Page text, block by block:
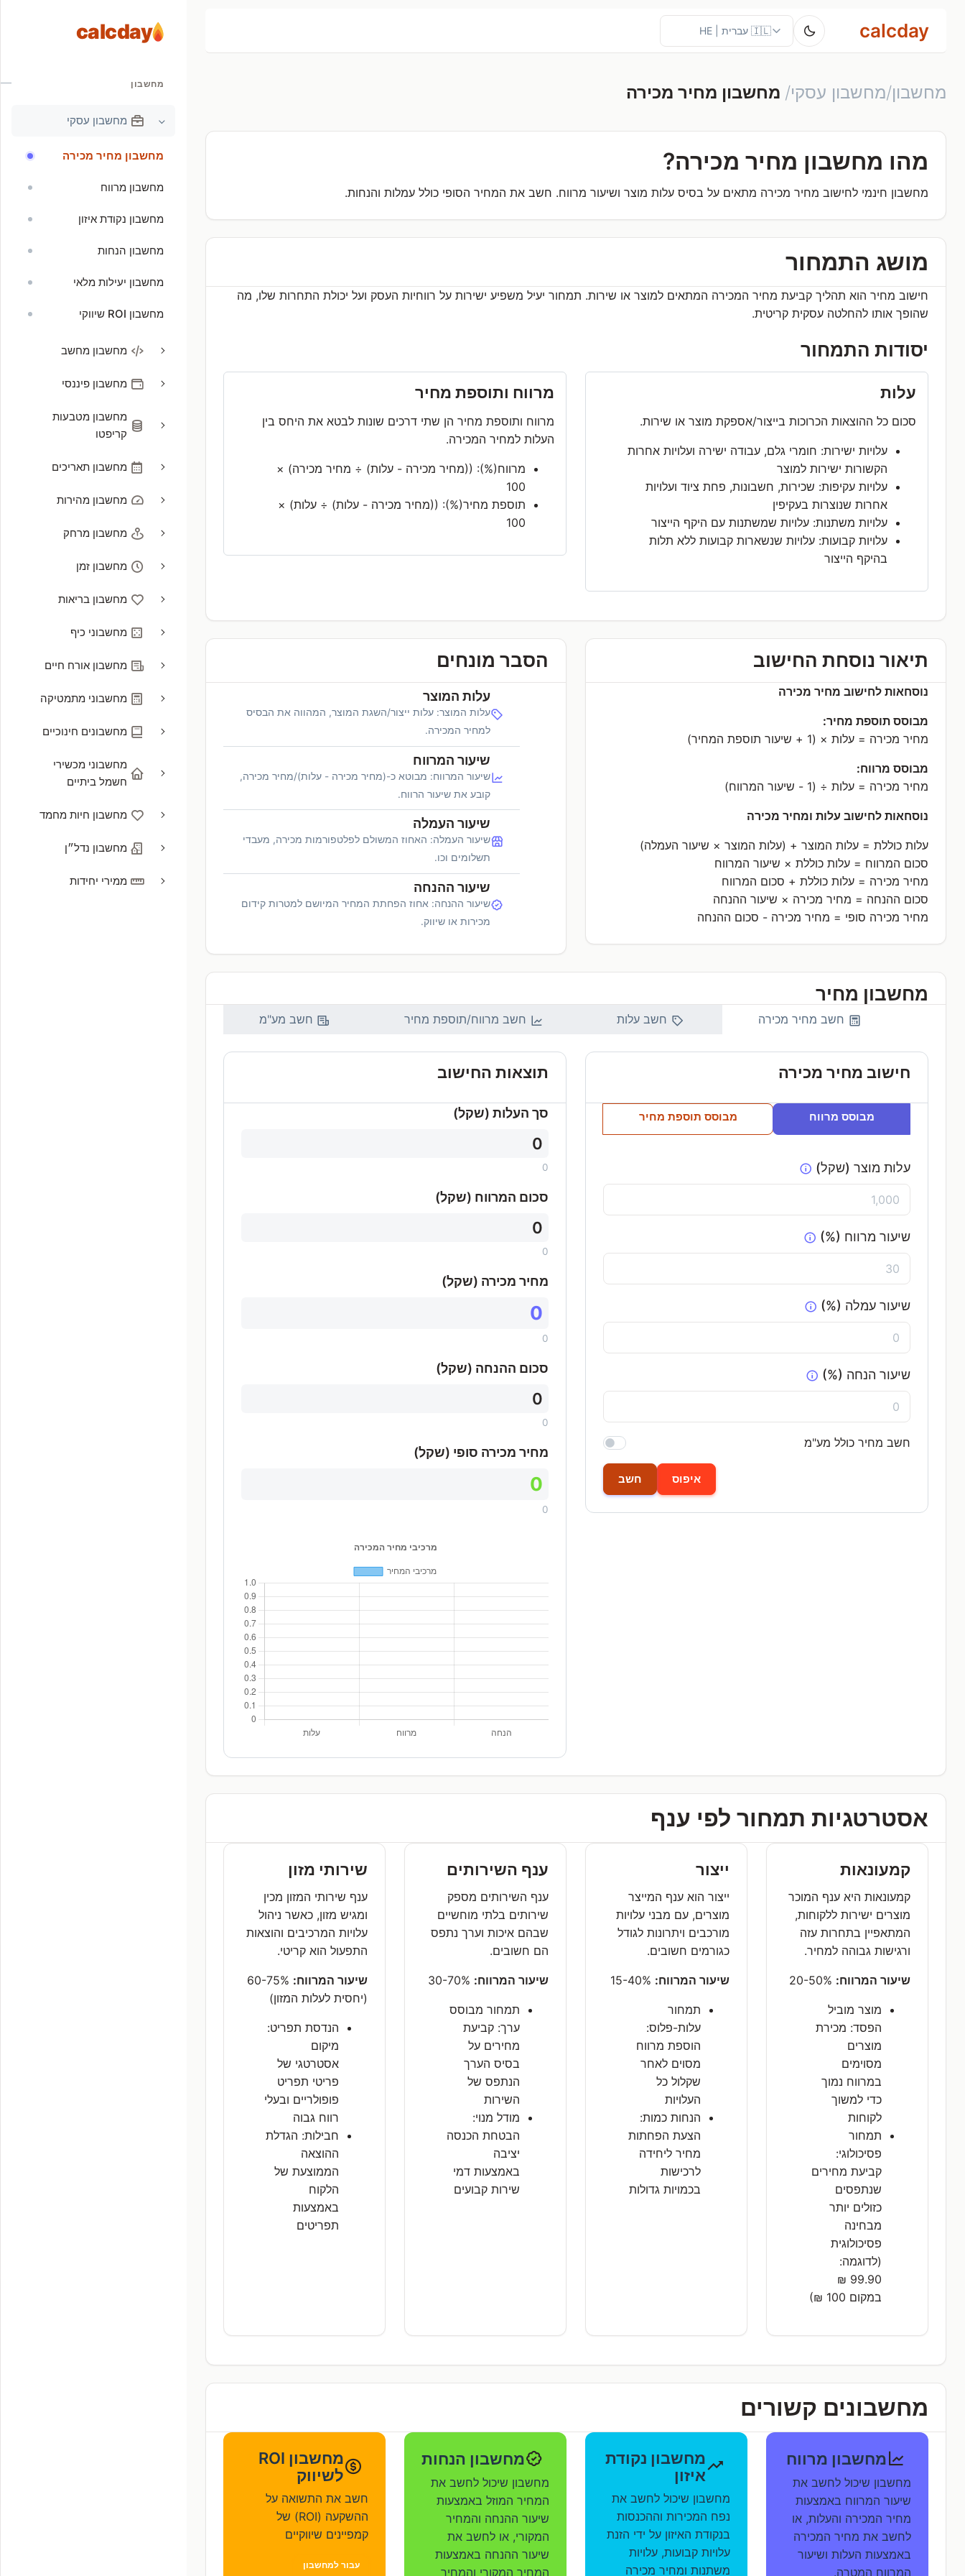
calcday
מחשבון
מחשבון עסקי
מחשבון מחיר מכירה
מחשבון מרווח
מחשבון נקודת איזון
מחשבון הנחות
מחשבון יעילות מלאי
מחשבון ROI שיווקי
מחשבון מחשב
מחשבון פיננסי
מחשבון מטבעות
קריפטו
מחשבון תאריכים
מחשבון מהירות
מחשבון מרחק
מחשבון זמן
מחשבון בריאות
מחשבוני כיף
מחשבון אורח חיים
מחשבוני מתמטיקה
מחשבונים חינוכיים
מחשבוני מכשירי
חשמל ביתיים
מחשבון חיות מחמד
מחשבון נדל״ן
ממירי יחידות
calcday
מחשבון/מחשבון עסקי/ מחשבון מחיר מכירה
מהו מחשבון מחיר מכירה?
מחשבון חינמי לחישוב מחיר מכירה מתאים על בסיס עלות מוצר ושיעור מרווח. חשב את המחיר הסופי כולל עמלות והנחות.
מושג התמחור
חישוב מחיר הוא תהליך קביעת מחיר המכירה המתאים למוצר או שירות. תמחור יעיל משפיע ישירות על רווחיות העסק ועל יכולת התחרות שלו, מה
שהופך אותו להחלטה עסקית קריטית.
יסודות התמחור
עלות
סכום כל ההוצאות הכרוכות בייצור/אספקת מוצר או שירות.
עלויות ישירות: חומרי גלם, עבודה ישירה ועלויות אחרות
הקשורות ישירות למוצר
עלויות עקיפות: שכירות, חשבונות, פחת ציוד ועלויות
אחרות שנוצרות בעקיפין
עלויות משתנות: עלויות שמשתנות עם היקף הייצור
עלויות קבועות: עלויות שנשארות קבועות ללא תלות
בהיקף הייצור
מרווח ותוספת מחיר
מרווח ותוספת מחיר הן שתי דרכים שונות לבטא את היחס בין
העלות למחיר המכירה.
מרווח(%): ((מחיר מכירה - עלות) ÷ מחיר מכירה) ×
100
תוספת מחיר(%): ((מחיר מכירה - עלות) ÷ עלות) ×
100
תיאור נוסחת החישוב
נוסחאות לחישוב מחיר מכירה
מבוסס תוספת מחיר:
מחיר מכירה = עלות × (1 + שיעור תוספת המחיר)
מבוסס מרווח:
מחיר מכירה = עלות ÷ (1 - שיעור המרווח)
נוסחאות לחישוב עלות ומחיר מכירה
עלות כוללת = עלות המוצר + (עלות המוצר × שיעור העמלה)
סכום המרווח = עלות כוללת × שיעור המרווח
מחיר מכירה = עלות כוללת + סכום המרווח
סכום ההנחה = מחיר מכירה × שיעור ההנחה
מחיר מכירה סופי = מחיר מכירה - סכום ההנחה
הסבר מונחים
עלות המוצר
עלות המוצר: עלות ייצור/השגת המוצר, המהווה את הבסיס
למחיר המכירה.
שיעור המרווח
שיעור המרווח: מבוטא כ-(מחיר מכירה - עלות)/מחיר מכירה,
קובע את שיעור הרווח.
שיעור העמלה
שיעור העמלה: האחוז המשולם לפלטפורמות מכירה, מעבדי
תשלומים וכו.
שיעור ההנחה
שיעור ההנחה: אחוז הפחתת המחיר המיושם למטרות קידום
מכירות או שיווק.
מחשבון מחיר
חשב מחיר מכירה חשב עלות חשב מרווח/תוספת מחיר חשב מע"מ
חישוב מחיר מכירה
מבוסס מרווח מבוסס תוספת מחיר
עלות מוצר (שקל)
שיעור מרווח (%)
שיעור עמלה (%)
שיעור הנחה (%)
חשב מחיר כולל מע"מ
איפוס חשב
תוצאות החישוב
סך העלות (שקל)
0
0
סכום המרווח (שקל)
0
0
מחיר מכירה (שקל)
0
0
סכום ההנחה (שקל)
0
0
מחיר מכירה סופי (שקל)
0
0
אסטרטגיות תמחור לפי ענף
קמעונאות
קמעונאות היא ענף המוכר
מוצרים ישירות ללקוחות,
המתאפיין בתחרות עזה
ורגישות גבוהה למחיר.
שיעור המרווח:
מוצר מוביל
הפסד: מכירת
מוצרים
מסוימים
במרווח נמוך
כדי למשוך
לקוחות
תמחור
פסיכולוגי:
קביעת מחירים
שנתפסים
כזולים יותר
מבחינה
פסיכולוגית
(לדוגמה:
99.90 ₪
במקום 100 ₪)
ייצור
ייצור הוא ענף המייצר
מוצרים, עם מבני עלויות
מורכבים ויתרונות לגודל
כגורמים חשובים.
שיעור המרווח:
תמחור
עלות-פלוס:
הוספת מרווח
מסוים לאחר
שקלול כל
העלויות
הנחות כמות:
הצעת הפחתות
מחיר ליחידה
לרכישות
בכמויות גדולות
ענף השירותים
ענף השירותים מספק
שירותים בלתי מוחשיים
שבהם איכות וערך נתפס
הם חשובים.
שיעור המרווח:
תמחור מבוסס
ערך: קביעת
מחירים על
בסיס הערך
הנתפס של
השירות
מודל מנוי:
הבטחת הכנסה
יציבה
באמצעות דמי
שירות קבועים
שירותי מזון
ענף שירותי המזון מכין
ומגיש מזון, כאשר ניהול
עלויות המרכיבים והוצאות
התפעול הוא קריטי.
שיעור המרווח: 60-75%
(יחסית לעלות המזון)
הנדסת תפריט:
מיקום
אסטרטגי של
פריטי תפריט
פופולריים ובעלי
רווח גבוה
חבילות: הגדלת
ההוצאה
הממוצעת של
הלקוח
באמצעות
תפריטים
מחשבונים קשורים
מחשבון מרווח
מחשבון שיכול לחשב את
שיעור המרווח באמצעות
מחיר המכירה והעלות, או
לחשב את מחיר המכירה
באמצעות העלות ושיעור
המרווח המטרה.
מחשבון נקודת
איזון
מחשבון שיכול לחשב את
נפח המכירות וההכנסות
בנקודת האיזון על ידי הזנת
עלויות קבועות, עלויות
משתנות ומחיר מכירה
מחשבון הנחות
מחשבון שיכול לחשב את
המחיר המוזל באמצעות
שיעור ההנחה והמחיר
המקורי, או לחשב את
שיעור ההנחה באמצעות
המחיר המקורי והמחיר
מחשבון ROI
לשיווק
חשב את התשואה על
ההשקעה (ROI) של
קמפיינים שיווקיים
עבור למחשבון